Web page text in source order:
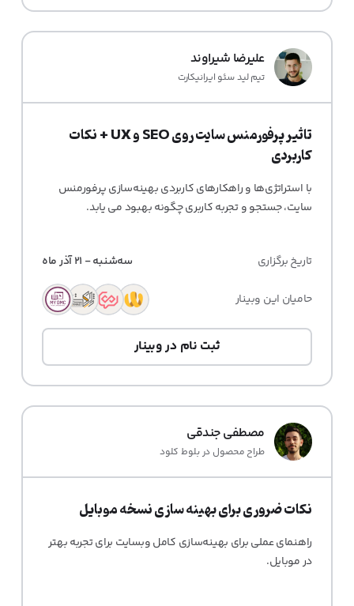
علیرضا شیراوند
تیم لید سئو ایرانیکارت
تاثیر پرفورمنس سایت روی SEO و UX + نکات
کاربردی
با استراتژی‌ها و راهکارهای کاربردی بهینه‌سازی پرفورمنس
سایت، جستجو و تجربه کاربری چگونه بهبود می یابد.
تاریخ برگزاری سه‌شنبه - ۲۱ آذر ماه
حامیان این وبینار
ثبت نام در وبینار
مصطفی جندقی
طراح محصول در بلوط کلود
نکات ضروری برای بهینه سازی نسخه موبایل
راهنمای عملی برای بهینه‌سازی کامل وبسایت برای تجربه بهتر
در موبایل.